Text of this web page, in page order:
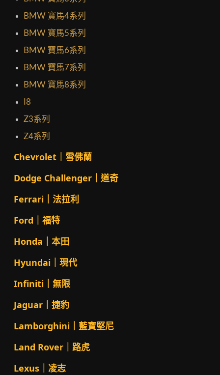
BMW 寶馬4系列
BMW 寶馬5系列
BMW 寶馬6系列
BMW 寶馬7系列
BMW 寶馬8系列
I8
Z3系列
Z4系列
Chevrolet｜雪佛蘭
Dodge Challenger｜道奇
Ferrari｜法拉利
Ford｜福特
Honda｜本田
Hyundai｜現代
Infiniti｜無限
Jaguar｜捷豹
Lamborghini｜藍寶堅尼
Land Rover｜路虎
Lexus｜凌志